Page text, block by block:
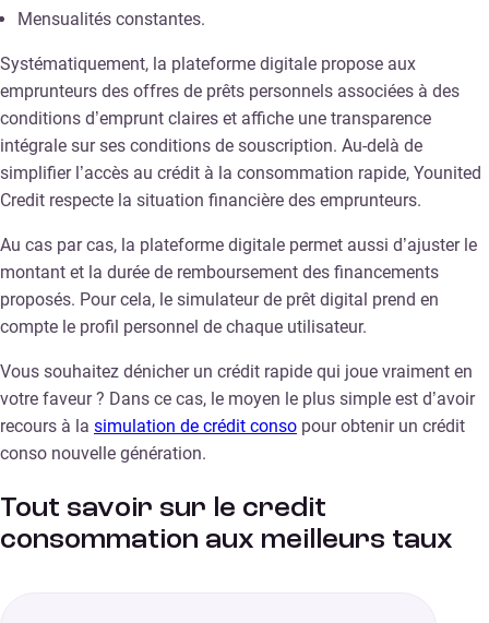
Mensualités constantes.
Systématiquement, la plateforme digitale propose aux
emprunteurs des offres de prêts personnels associées à des
conditions d’emprunt claires et affiche une transparence
intégrale sur ses conditions de souscription. Au-delà de
simplifier l’accès au crédit à la consommation rapide, Younited
Credit respecte la situation financière des emprunteurs.
Au cas par cas, la plateforme digitale permet aussi d’ajuster le
montant et la durée de remboursement des financements
proposés. Pour cela, le simulateur de prêt digital prend en
compte le profil personnel de chaque utilisateur.
Vous souhaitez dénicher un crédit rapide qui joue vraiment en
votre faveur ? Dans ce cas, le moyen le plus simple est d’avoir
recours à la simulation de crédit conso pour obtenir un crédit
conso nouvelle génération.
Tout savoir sur le credit
consommation aux meilleurs taux